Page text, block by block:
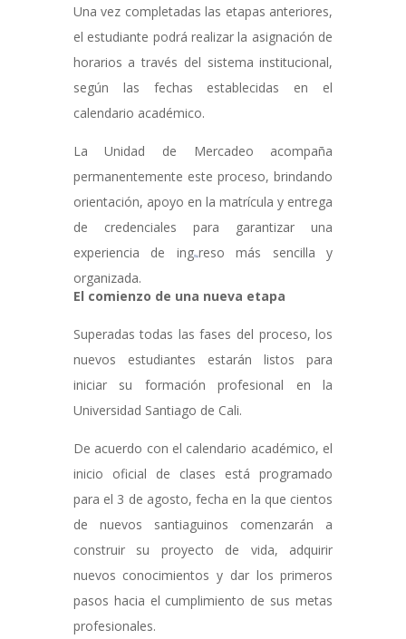
Una vez completadas las etapas anteriores,
el estudiante podrá realizar la asignación de
horarios a través del sistema institucional,
según las fechas establecidas en el
calendario académico.
La Unidad de Mercadeo acompaña
permanentemente este proceso, brindando
orientación, apoyo en la matrícula y entrega
de credenciales para garantizar una
experiencia de ing reso más sencilla y
organizada.
El comienzo de una nueva etapa
Superadas todas las fases del proceso, los
nuevos estudiantes estarán listos para
iniciar su formación profesional en la
Universidad Santiago de Cali.
De acuerdo con el calendario académico, el
inicio oficial de clases está programado
para el 3 de agosto, fecha en la que cientos
de nuevos santiaguinos comenzarán a
construir su proyecto de vida, adquirir
nuevos conocimientos y dar los primeros
pasos hacia el cumplimiento de sus metas
profesionales.